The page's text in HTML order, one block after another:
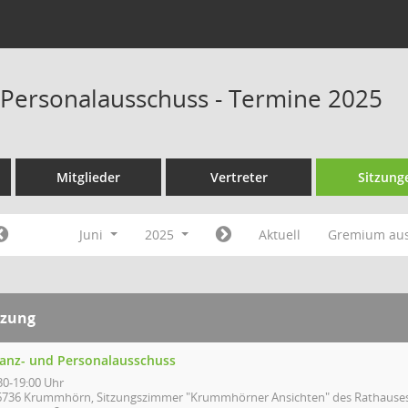
- Termine 2025
Mitglieder Vertreter
Juni 2025 Aktuell Gremium
und Personalausschuss
19:00 Uhr
Krummhörn, Sitzungszimmer "Krummhörner Ansichten" des